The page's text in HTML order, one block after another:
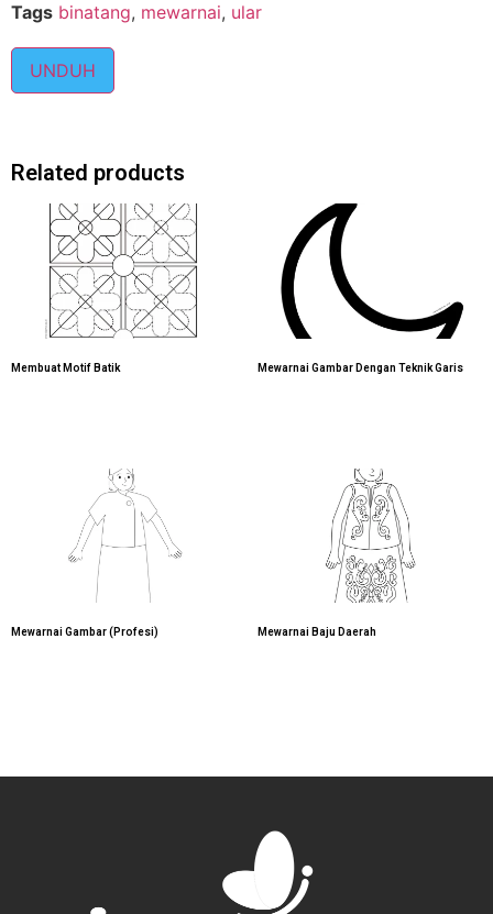
Tags binatang, mewarnai, ular
UNDUH
Related products
Membuat Motif Batik Mewarnai Gambar Dengan Teknik Garis
Mewarnai Gambar (Profesi) Mewarnai Baju Daerah